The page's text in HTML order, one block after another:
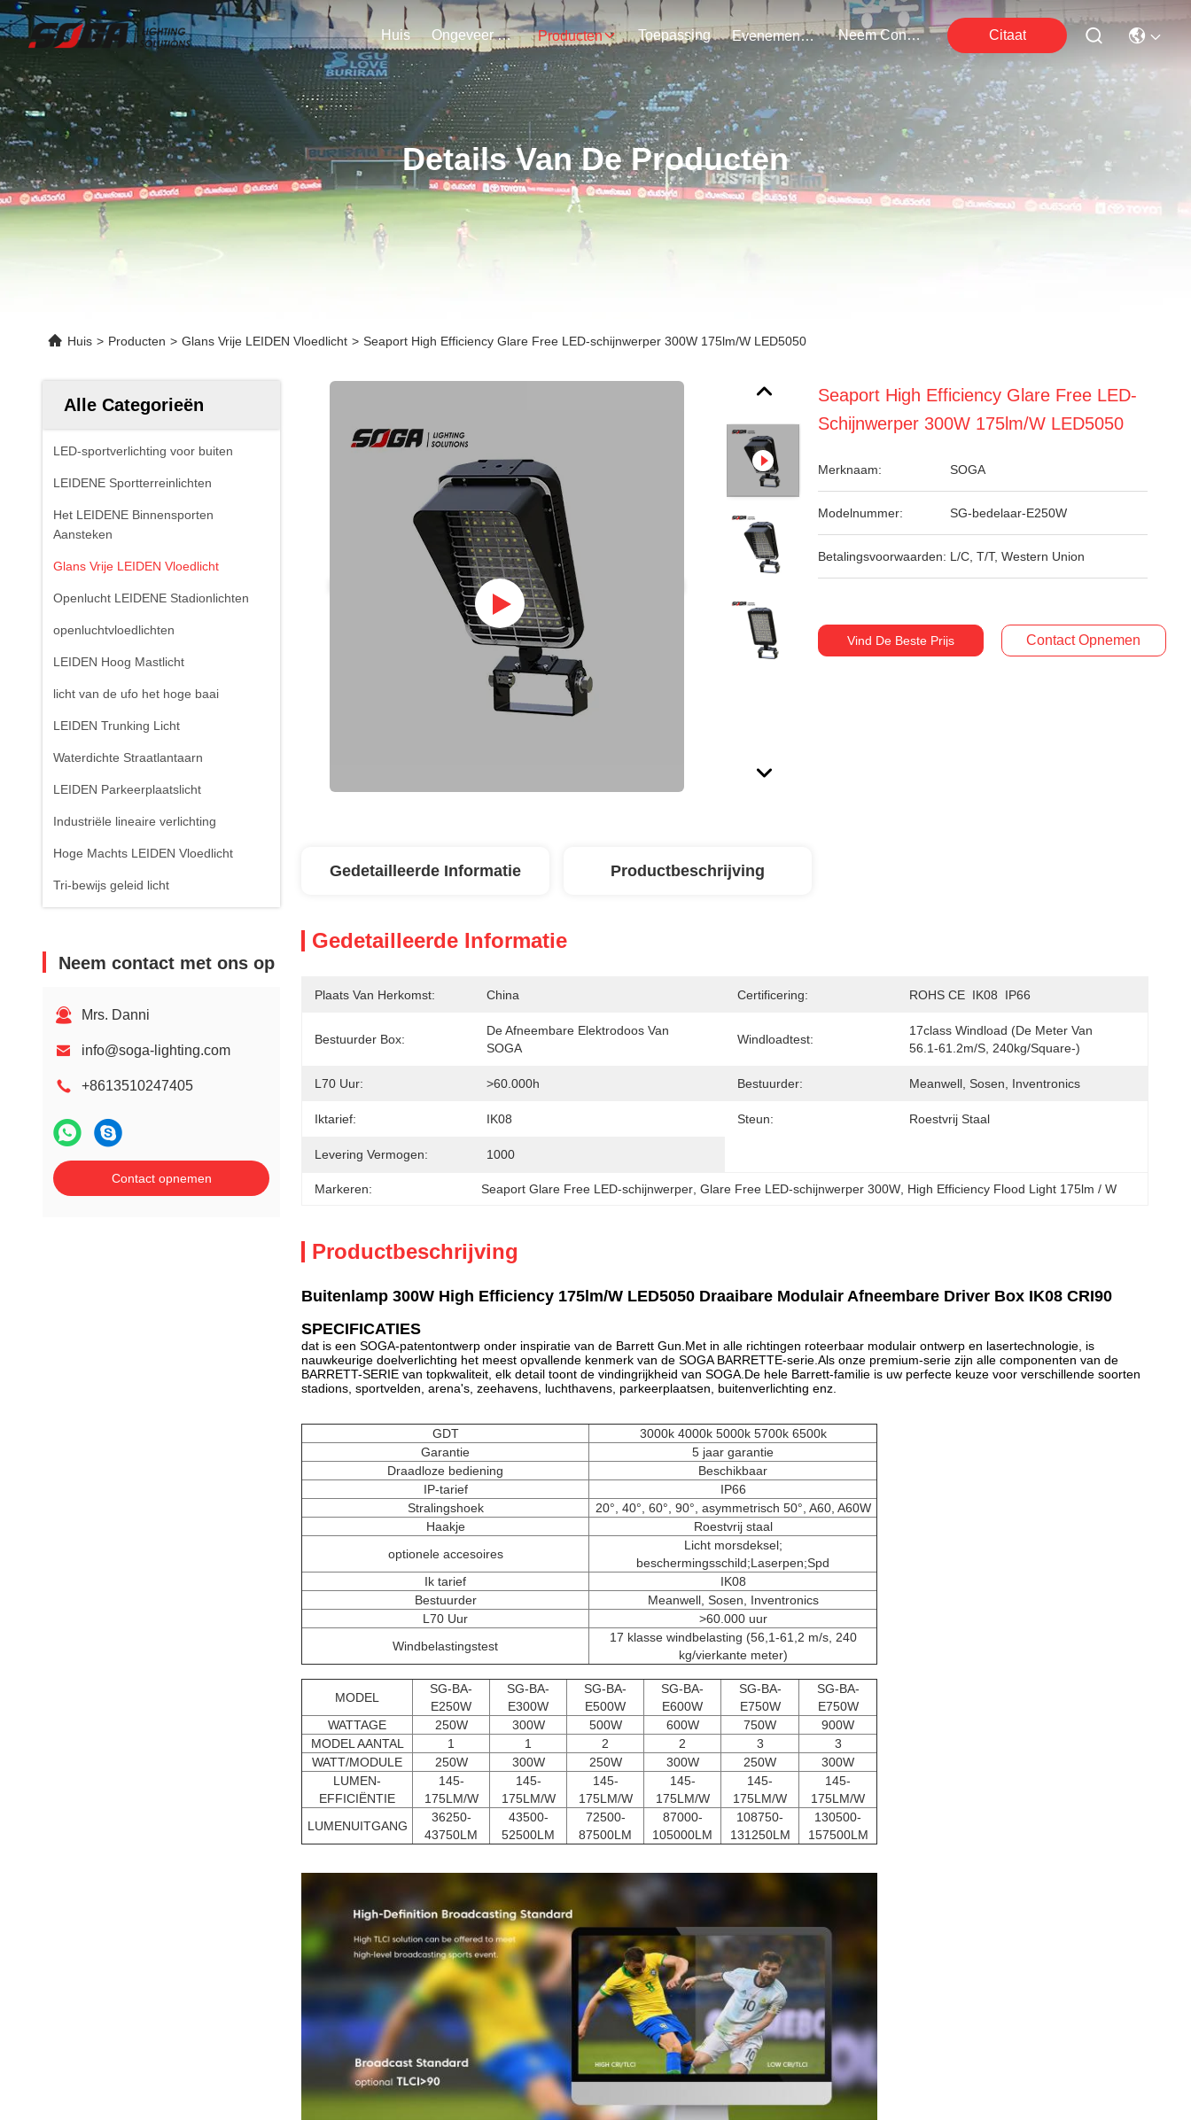
Huis Ongeveer Ons Producten Toepassing Evenementen Neem Contact Met Ons Op Citaat
Details Van De Producten
Huis > Producten > Glans Vrije LEIDEN Vloedlicht > Seaport High Efficiency Glare Free LED-schijnwerper 300W 175lm/W LED5050
Alle Categorieën
LED-sportverlichting voor buiten
LEIDENE Sportterreinlichten
Het LEIDENE Binnensporten
Aansteken
Glans Vrije LEIDEN Vloedlicht
Openlucht LEIDENE Stadionlichten
openluchtvloedlichten
LEIDEN Hoog Mastlicht
licht van de ufo het hoge baai
LEIDEN Trunking Licht
Waterdichte Straatlantaarn
LEIDEN Parkeerplaatslicht
Industriële lineaire verlichting
Hoge Machts LEIDEN Vloedlicht
Tri-bewijs geleid licht
Neem contact met ons op
Mrs. Danni
info@soga-lighting.com
+8613510247405
Contact opnemen
Seaport High Efficiency Glare Free LED-
Schijnwerper 300W 175lm/W LED5050
Merknaam: SOGA
Modelnummer: SG-bedelaar-E250W
Betalingsvoorwaarden: L/C, T/T, Western Union
Vind De Beste Prijs Contact Opnemen
Gedetailleerde Informatie Productbeschrijving
Gedetailleerde Informatie
Plaats Van Herkomst: China Certificering: ROHS CE  IK08  IP66
Bestuurder Box:
De Afneembare Elektrodoos Van
SOGA
Windloadtest:
17class Windload (de Meter Van
56.1-61.2m/s, 240kg/square-)
L70 Uur: >60.000h Bestuurder: Meanwell, Sosen, Inventronics
Iktarief: IK08 Steun: Roestvrij Staal
Levering Vermogen: 1000
Markeren: Seaport Glare Free LED-schijnwerper , Glare Free LED-schijnwerper 300W High Efficiency Flood Light 175lm / W
Productbeschrijving
Buitenlamp 300W High Efficiency 175lm/W LED5050 Draaibare Modulair Afneembare Driver Box IK08 CRI90
SPECIFICATIES
dat is een SOGA-patentontwerp onder inspiratie van de Barrett Gun.Met in alle richtingen roteerbaar modulair ontwerp en lasertechnologie, is
nauwkeurige doelverlichting het meest opvallende kenmerk van de SOGA BARRETTE-serie.Als onze premium-serie zijn alle componenten van de
BARRETT-SERIE van topkwaliteit, elk detail toont de vindingrijkheid van SOGA.De hele Barrett-familie is uw perfecte keuze voor verschillende soorten
stadions, sportvelden, arena's, zeehavens, luchthavens, parkeerplaatsen, buitenverlichting enz.
GDT
3000k 4000k 5000k 5700k 6500k
Garantie
5 jaar garantie
Draadloze bediening
Beschikbaar
IP-tarief
IP66
Stralingshoek
20°, 40°, 60°, 90°, asymmetrisch 50°, A60, A60W
Haakje
Roestvrij staal
optionele accesoires
Licht morsdeksel;
beschermingsschild;Laserpen;Spd
Ik tarief
IK08
Bestuurder
Meanwell, Sosen, Inventronics
L70 Uur
>60.000 uur
Windbelastingstest
17 klasse windbelasting (56,1-61,2 m/s, 240
kg/vierkante meter)
MODEL
SG-BA-
E250W
SG-BA-
E300W
SG-BA-
E500W
SG-BA-
E600W
SG-BA-
E750W
SG-BA-
E750W
WATTAGE
250W 300W 500W 600W 750W
900W
MODEL AANTAL
1 1 2 2 3
3
WATT/MODULE
250W 300W 250W 300W 250W
300W
LUMEN-
EFFICIËNTIE
145-
175LM/W
145-
175LM/W
145-
175LM/W
145-
175LM/W
145-
175LM/W
145-
175LM/W
LUMENUITGANG
36250-
43750LM
43500-
52500LM
72500-
87500LM
87000-
105000LM
108750-
131250LM
130500-
157500LM